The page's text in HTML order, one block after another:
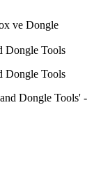
ve Dongle
Dongle Tools
Dongle Tools
Dongle Tools' -